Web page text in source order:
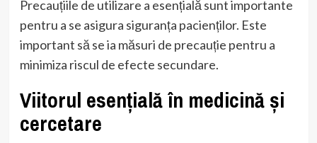
Precauțiile de utilizare a esențială sunt importante
pentru a se asigura siguranța pacienților. Este
important să se ia măsuri de precauție pentru a
minimiza riscul de efecte secundare.
Viitorul esențială în medicină și
cercetare